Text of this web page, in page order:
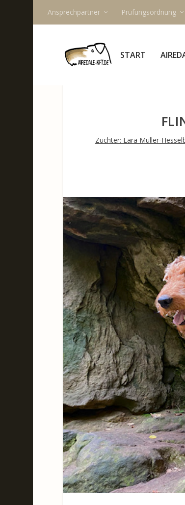
Ansprechpartner Prüfungsordnung
START
Züchter: Lara Müller-